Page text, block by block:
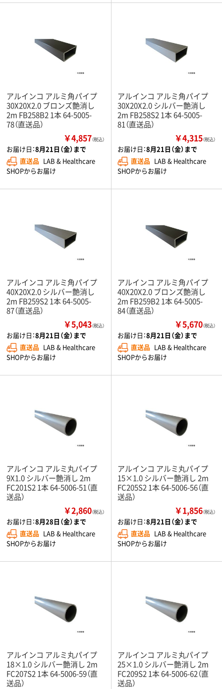
アルインコ アルミ角パイプ
30X20X2.0 ブロンズ艶消し
2m FB258B2 1本 64-5005-
78（直送品）
￥4,857（税込）
お届け日：8月21日（金）まで
直送品 LAB & Healthcare
SHOPからお届け
アルインコ アルミ角パイプ
30X20X2.0 シルバー艶消し
2m FB258S2 1本 64-5005-
81（直送品）
￥4,315（税込）
お届け日：8月21日（金）まで
直送品 LAB & Healthcare
SHOPからお届け
アルインコ アルミ角パイプ
40X20X2.0 シルバー艶消し
2m FB259S2 1本 64-5005-
87（直送品）
￥5,043（税込）
お届け日：8月21日（金）まで
直送品 LAB & Healthcare
SHOPからお届け
アルインコ アルミ角パイプ
40X20X2.0 ブロンズ艶消し
2m FB259B2 1本 64-5005-
84（直送品）
￥5,670（税込）
お届け日：8月21日（金）まで
直送品 LAB & Healthcare
SHOPからお届け
アルインコ アルミ丸パイプ
9X1.0 シルバー艶消し 2m
FC201S2 1本 64-5006-51（直
送品）
￥2,860（税込）
お届け日：8月28日（金）まで
直送品 LAB & Healthcare
SHOPからお届け
アルインコ アルミ丸パイプ
15×1.0 シルバー艶消し 2m
FC205S2 1本 64-5006-56（直
送品）
￥1,856（税込）
お届け日：8月21日（金）まで
直送品 LAB & Healthcare
SHOPからお届け
アルインコ アルミ丸パイプ
18×1.0 シルバー艶消し 2m
FC207S2 1本 64-5006-59（直
送品）
アルインコ アルミ丸パイプ
25×1.0 シルバー艶消し 2m
FC209S2 1本 64-5006-62（直
送品）